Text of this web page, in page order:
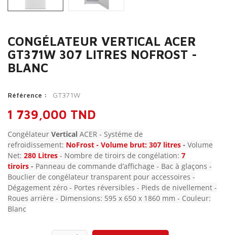
CONGÉLATEUR VERTICAL ACER
GT371W 307 LITRES NOFROST -
BLANC
Référence : GT371W
1 739,000 TND
Congélateur Vertical ACER - Systéme de
refroidissement: NoFrost - Volume brut: 307 litres - Volume
Net: 280 Litres - Nombre de tiroirs de congélation: 7
tiroirs - Panneau de commande d’affichage - Bac à glaçons -
Bouclier de congélateur transparent pour accessoires -
Dégagement zéro - Portes réversibles - Pieds de nivellement -
Roues arrière - Dimensions: 595 x 650 x 1860 mm - Couleur:
Blanc